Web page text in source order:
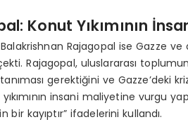
Konut Yıkımının
Balakrishnan Rajagopal ise Gazze
Rajagopal, uluslararası
gerektiğini ve Gazze’deki
insani maliyetine vurgu
kayıptır” ifadelerini kullandı.